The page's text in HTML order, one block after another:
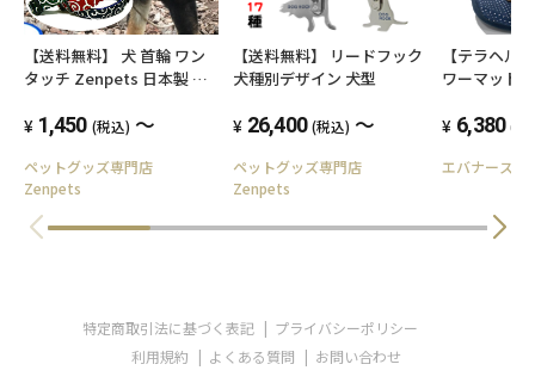
S 商品番号１ フリルタイプA
S 商品番号２ フリルタイプB
S 商品番号３ フリルタイプC
M 商品番号１ フリルタイプA
M 商品番号２ フリルタイプB
M 商品番号３ フリルタイプC
L 商品番号２ フリルタイプB
L 商品番号３ フリルタイプC
【送料無料】 犬 首輪 ワン
タッチ Zenpets 日本製 唐
1,450 (税込) ～
ペットグッズ専門店
Zenpets
【送料無料】 リードフック
犬種別デザイン 犬型
26,400 (税込) ～
ペットグッズ専門店
Zenpets
【テラヘル
ワーマット
ア犬 老犬
6,380 (税
エバナース
特定商取引法に基づく表記
プライバシーポリシー
利用規約
よくある質問 お問い合わせ